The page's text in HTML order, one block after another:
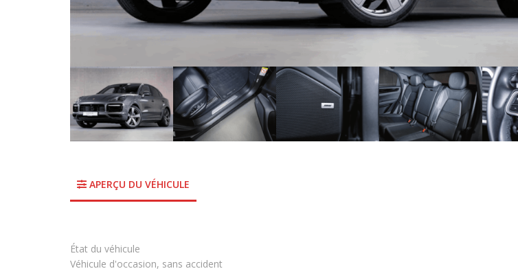
APERÇU DU VÉHICULE
État du véhicule
Véhicule d'occasion, sans accident